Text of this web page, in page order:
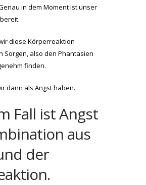
in dem Moment ist unser
diese Körperreaktion
Sorgen, also den Phantasien
finden.
dann als Angst haben.
Fall ist Angst
aus
der